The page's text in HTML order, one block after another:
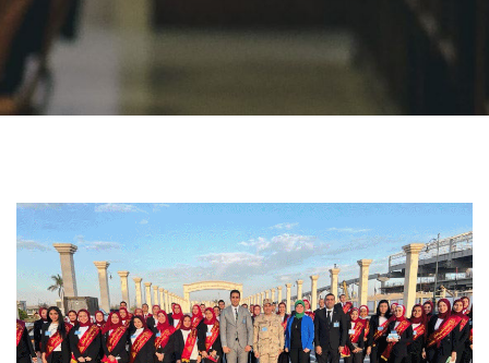
الإعلام
تواصل معنا
هيئة التدريس
الدراسات العليا
الخريجين